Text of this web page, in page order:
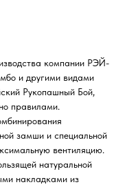
компании РЭЙ-
и другими видами
Рукопашный Бой,
правилами.
замши и специальной
вентиляцию.
натуральной
накладками из